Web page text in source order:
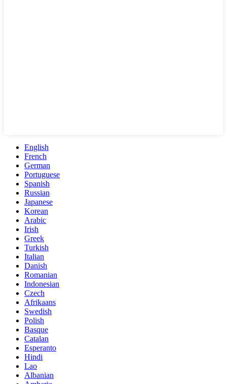
English
French
German
Portuguese
Spanish
Russian
Japanese
Korean
Arabic
Irish
Greek
Turkish
Italian
Danish
Romanian
Indonesian
Czech
Afrikaans
Swedish
Polish
Basque
Catalan
Esperanto
Hindi
Lao
Albanian